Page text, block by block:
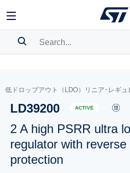
BOOKMARK
Pleaselog into show your saved
低ドロップアウト（LDO）リニア･レギュ
LD39200 ACTIVE
2 A high PSRR ultra
regulator with reverse
protection